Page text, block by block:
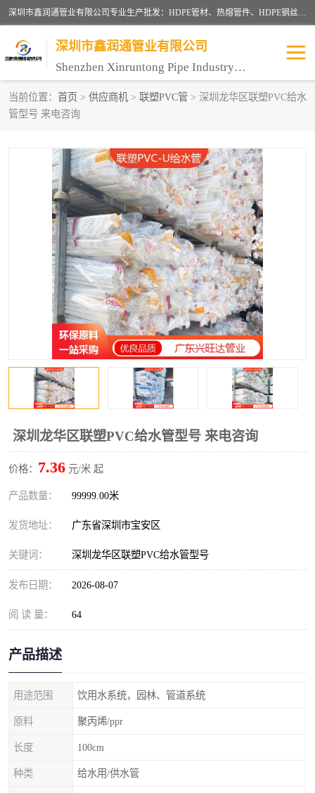
深圳市鑫润通管业有限公司专业生产批发：HDPE管材、热熔管件、HDPE钢丝骨架管、电熔管件、HDPE双壁波纹管、MPP电力管、井盖、PVC管材管件、PPR管材管件等；公司自创建以来，始终秉承“团结、务实、创新、守信”的服务宗旨，凭借专业的服务以及多年的勤奋拼搏，发展成为一家专业销售各种管材管件，绝缘电工套管及配件等系列产品的贸易公司。
深圳市鑫润通管业有限公司
Shenzhen Xinruntong Pipe Industry Co., Ltd
当前位置： 首页 > 供应商机 > 联塑PVC管 > 深圳龙华区联塑PVC给水
管型号 来电咨询
深圳龙华区联塑PVC给水管型号 来电咨询
价格： 7.36 元/米 起
产品数量： 99999.00米
发货地址： 广东省深圳市宝安区
关键词： 深圳龙华区联塑PVC给水管型号
发布日期： 2026-08-07
阅 读 量： 64
产品描述
用途范围 饮用水系统，园林、管道系统
原料 聚丙烯/ppr
长度 100cm
种类 给水用/供水管
HDPE管材给水管
HDPE双壁波纹管 HDPE电力通讯管
UPVC电力通讯管 MPP电力通信管
联塑PVC管 联塑PPR管
联塑PE管 联塑家装红蓝线管